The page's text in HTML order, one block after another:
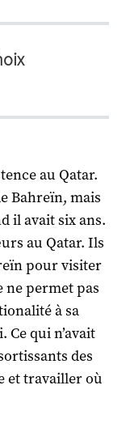
au Qatar.
Bahreïn, mais
il avait six ans.
au Qatar. Ils
pour visiter
ne permet pas
à sa
qui n’avait
des
et travailler où